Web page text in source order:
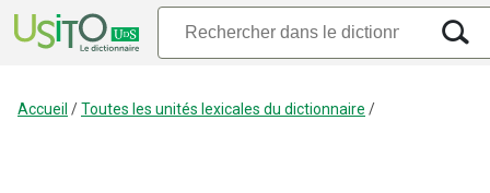
Accueil /Toutes les unités lexicales du dictionnaire /